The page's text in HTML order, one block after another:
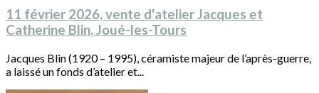
11 février 2026, vente d'atelier Jacques et
Catherine Blin, Joué-les-Tours
Jacques Blin (1920 – 1995), céramiste majeur de l’après-guerre,
a laissé un fonds d’atelier et...